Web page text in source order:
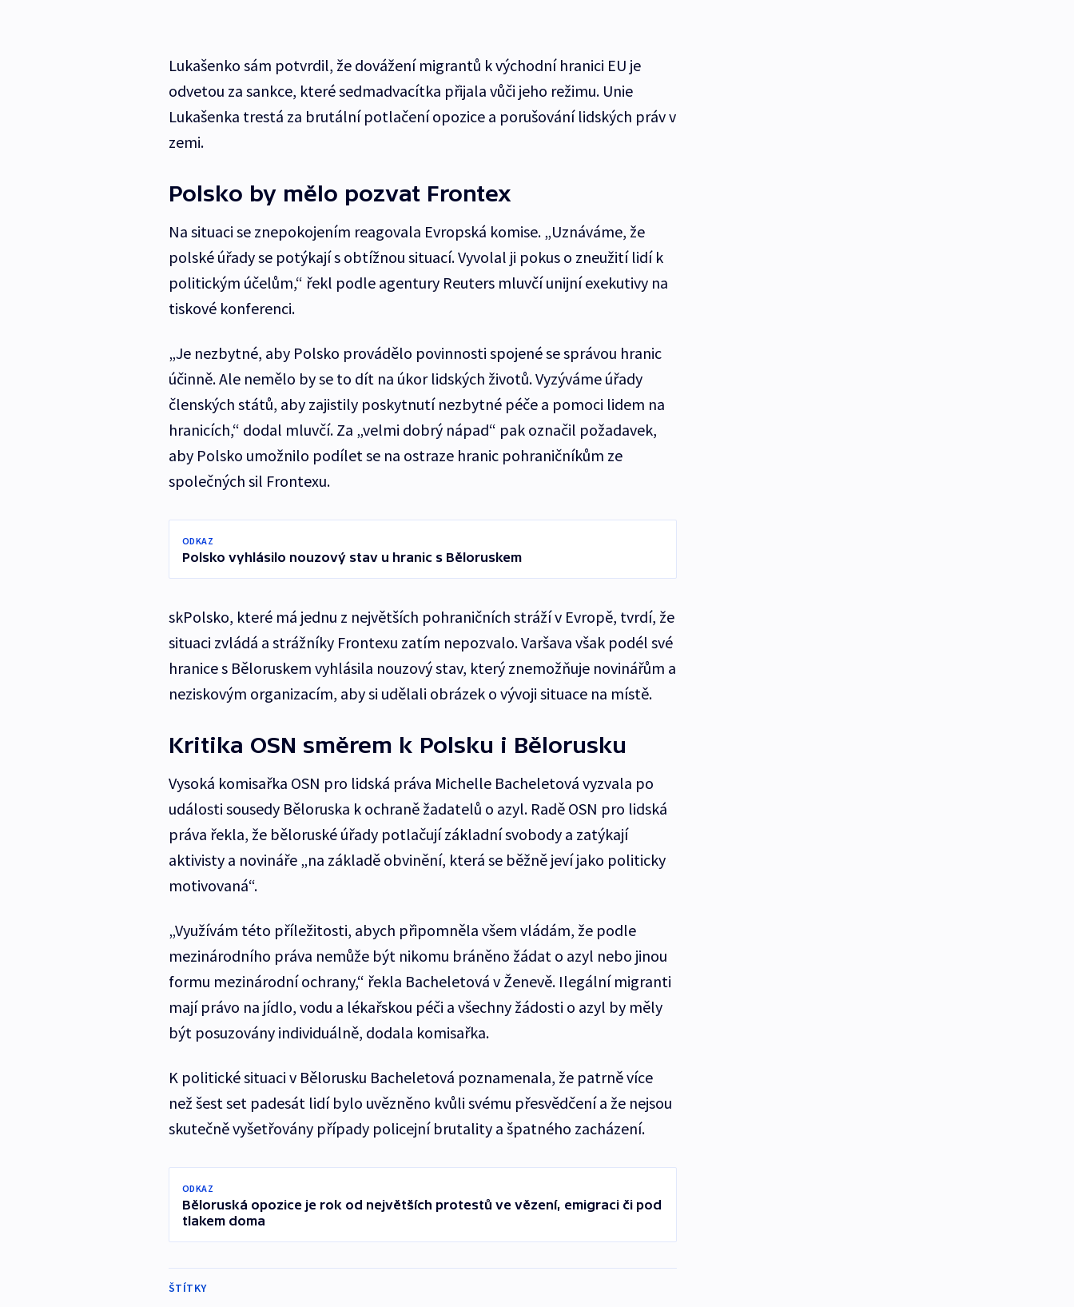
Lukašenko sám potvrdil, že dovážení migrantů k východní hranici EU je
odvetou za sankce, které sedmadvacítka přijala vůči jeho režimu. Unie
Lukašenka trestá za brutální potlačení opozice a porušování lidských práv v
zemi.
Polsko by mělo pozvat Frontex
Na situaci se znepokojením reagovala Evropská komise. „Uznáváme, že
polské úřady se potýkají s obtížnou situací. Vyvolal ji pokus o zneužití lidí k
politickým účelům,“ řekl podle agentury Reuters mluvčí unijní exekutivy na
tiskové konferenci.
„Je nezbytné, aby Polsko provádělo povinnosti spojené se správou hranic
účinně. Ale nemělo by se to dít na úkor lidských životů. Vyzýváme úřady
členských států, aby zajistily poskytnutí nezbytné péče a pomoci lidem na
hranicích,“ dodal mluvčí. Za „velmi dobrý nápad“ pak označil požadavek,
aby Polsko umožnilo podílet se na ostraze hranic pohraničníkům ze
společných sil Frontexu.
ODKAZ
Polsko vyhlásilo nouzový stav u hranic s Běloruskem
skPolsko, které má jednu z největších pohraničních stráží v Evropě, tvrdí, že
situaci zvládá a strážníky Frontexu zatím nepozvalo. Varšava však podél své
hranice s Běloruskem vyhlásila nouzový stav, který znemožňuje novinářům a
neziskovým organizacím, aby si udělali obrázek o vývoji situace na místě.
Kritika OSN směrem k Polsku i Bělorusku
Vysoká komisařka OSN pro lidská práva Michelle Bacheletová vyzvala po
události sousedy Běloruska k ochraně žadatelů o azyl. Radě OSN pro lidská
práva řekla, že běloruské úřady potlačují základní svobody a zatýkají
aktivisty a novináře „na základě obvinění, která se běžně jeví jako politicky
motivovaná“.
„Využívám této příležitosti, abych připomněla všem vládám, že podle
mezinárodního práva nemůže být nikomu bráněno žádat o azyl nebo jinou
formu mezinárodní ochrany,“ řekla Bacheletová v Ženevě. Ilegální migranti
mají právo na jídlo, vodu a lékařskou péči a všechny žádosti o azyl by měly
být posuzovány individuálně, dodala komisařka.
K politické situaci v Bělorusku Bacheletová poznamenala, že patrně více
než šest set padesát lidí bylo uvězněno kvůli svému přesvědčení a že nejsou
skutečně vyšetřovány případy policejní brutality a špatného zacházení.
ODKAZ
Běloruská opozice je rok od největších protestů ve vězení, emigraci či pod
tlakem doma
ŠTÍTKY